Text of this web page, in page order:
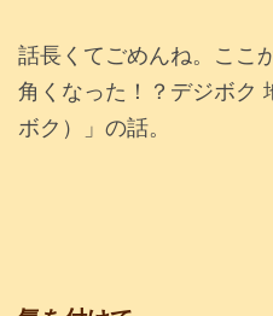
話長くてごめんね。ここ
角くなった！？デジボク
ボク）」の話。